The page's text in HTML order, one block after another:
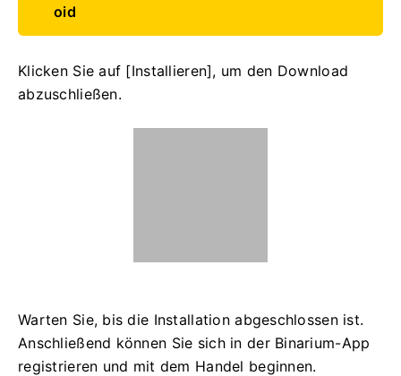
oid
Klicken Sie auf [Installieren], um den Download
abzuschließen.
Warten Sie, bis die Installation abgeschlossen ist.
Anschließend können Sie sich in der Binarium-App
registrieren und mit dem Handel beginnen.